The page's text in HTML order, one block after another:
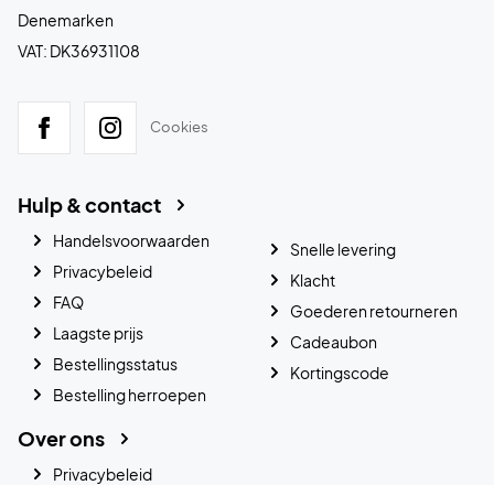
Denemarken
VAT: DK36931108
Cookies
Hulp & contact
Handelsvoorwaarden
Privacybeleid
FAQ
Laagste prijs
Bestellingsstatus
Bestelling herroepen
Snelle levering
Klacht
Goederen retourneren
Cadeaubon
Kortingscode
Over ons
Privacybeleid